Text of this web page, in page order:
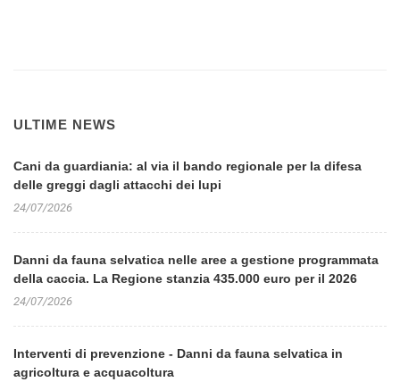
ULTIME NEWS
Cani da guardiania: al via il bando regionale per la difesa
delle greggi dagli attacchi dei lupi
24/07/2026
Danni da fauna selvatica nelle aree a gestione programmata
della caccia. La Regione stanzia 435.000 euro per il 2026
24/07/2026
Interventi di prevenzione - Danni da fauna selvatica in
agricoltura e acquacoltura